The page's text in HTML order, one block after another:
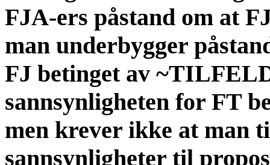
FJA-ers påstand om at
man underbygger
FJ betinget av
sannsynligheten for FT
men krever ikke at man
sannsynligheter til